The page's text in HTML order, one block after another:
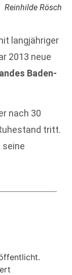
Reinhilde Rösch
langjähriger
2013 neue
Baden-
nach 30
tritt.
seine